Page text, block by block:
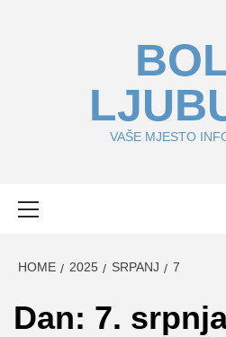
VAŠE MJESTO
HOME 2025 SRPANJ 7
Dan: 7.